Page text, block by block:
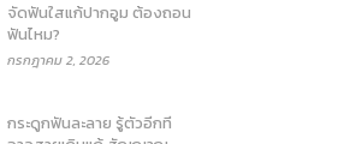
จัดฟันใสแก้ปากอูม ต้องถอน
ฟันไหม?
กรกฎาคม 2, 2026
กระดูกฟันละลาย รู้ตัวอีกที